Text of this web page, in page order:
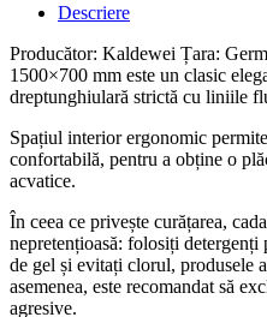
Descriere
Producător: Kaldewei Țara:
1500×700 mm este un clasic
dreptunghiulară strictă cu liniile
Spațiul interior ergonomic
confortabilă, pentru a obține o
acvatice.
În ceea ce privește curățarea,
nepretențioasă: folosiți
de gel și evitați clorul, produsele
asemenea, este recomandat să
agresive.